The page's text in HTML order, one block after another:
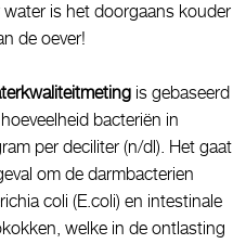
water is het doorgaans kouder
de oever!
is gebaseerd
bacteriën in
per deciliter (n/dl). Het gaat
om de darmbacterien
coli (E.coli) en intestinale
welke in de ontlasting